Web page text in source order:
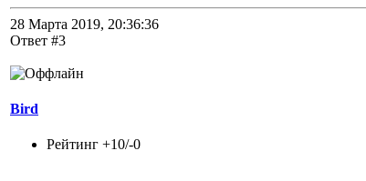
28 Марта 2019, 20:36:36
Ответ #3
Bird
Рейтинг +10/-0